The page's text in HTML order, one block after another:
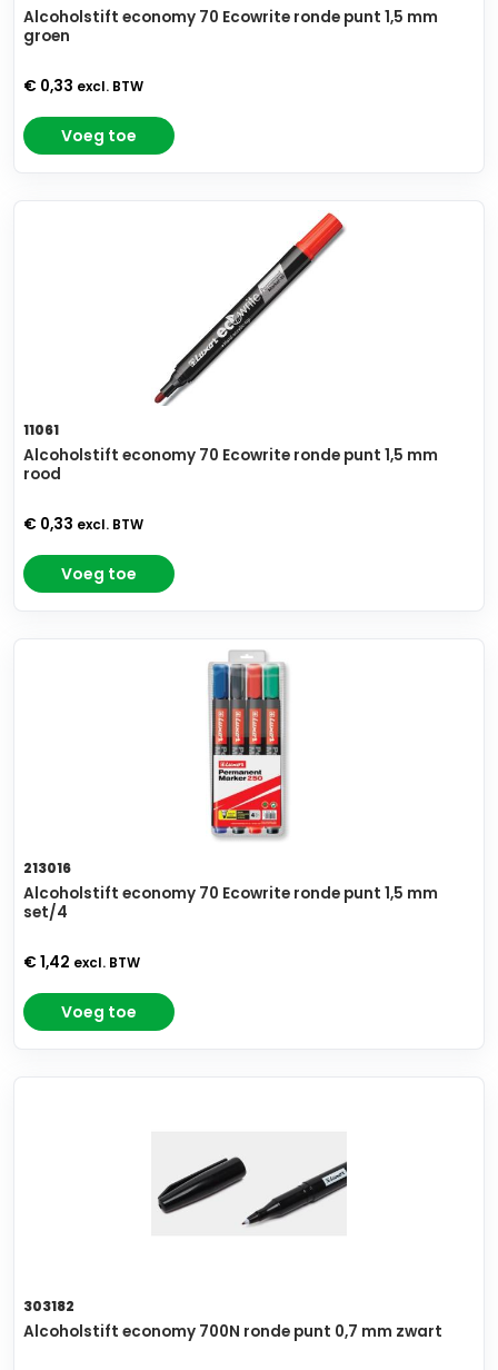
Alcoholstift economy 70 Ecowrite ronde punt 1,5 mm
groen
€ 0,33 excl. BTW
Voeg toe
11061
Alcoholstift economy 70 Ecowrite ronde punt 1,5 mm
rood
€ 0,33 excl. BTW
Voeg toe
213016
Alcoholstift economy 70 Ecowrite ronde punt 1,5 mm
set/4
€ 1,42 excl. BTW
Voeg toe
303182
Alcoholstift economy 700N ronde punt 0,7 mm zwart